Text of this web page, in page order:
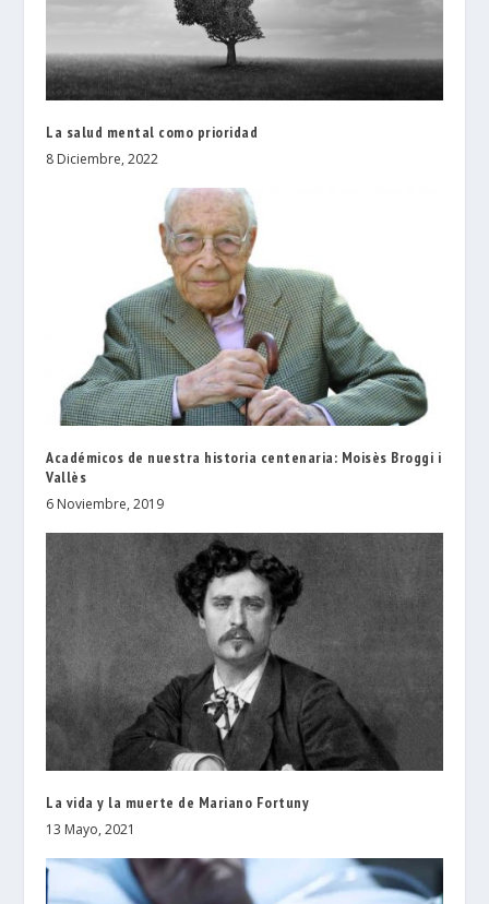
La salud mental como prioridad
8 Diciembre, 2022
Académicos de nuestra historia centenaria: Moisès Broggi i
Vallès
6 Noviembre, 2019
La vida y la muerte de Mariano Fortuny
13 Mayo, 2021